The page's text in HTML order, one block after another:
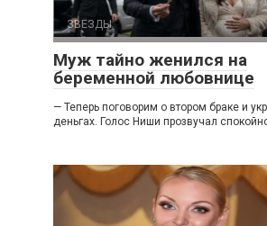
ЗВЕЗДЫ
Муж тайно женился на
беременной любовнице
— Теперь поговорим о втором браке и
деньгах. Голос Ниши прозвучал